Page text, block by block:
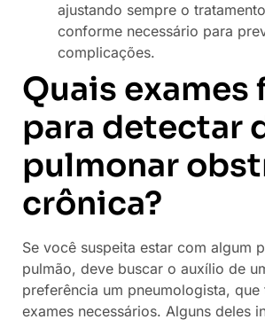
ajustando sempre o
conforme necessário para
complicações.
Quais exames
para detectar
pulmonar
crônica?
Se você suspeita estar com algum
pulmão, deve buscar o auxílio de
preferência um pneumologista,
exames necessários. Alguns deles